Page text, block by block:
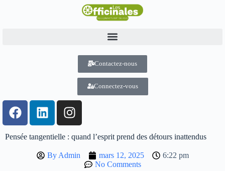
Contactez-nous
Connectez-vous
Pensée tangentielle : quand l’esprit prend des détours inattendus
ByAdmin mars 12, 2025
6:22 pm
No Comments